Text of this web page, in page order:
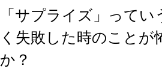
「サプライズ」って
く失敗した時のことが
か？